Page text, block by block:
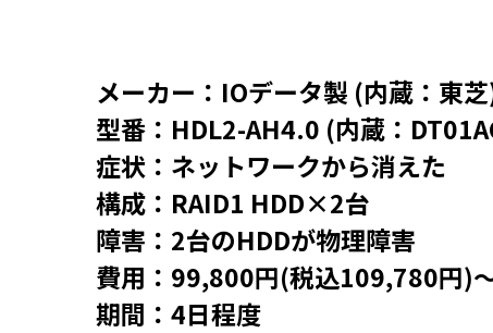
メーカー：IOデータ製 (内蔵：東
型番：HDL2-AH4.0 (内蔵：
症状：ネットワークから消えた
構成：RAID1 HDD×2台
障害：2台のHDDが物理障害
費用：99,800円(税込109,780円)
期間：4日程度